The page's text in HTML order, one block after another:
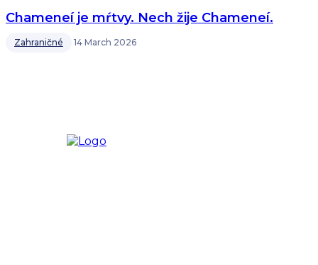
Chameneí je mŕtvy. Nech žije Chameneí.
Zahraničné 14 March 2026